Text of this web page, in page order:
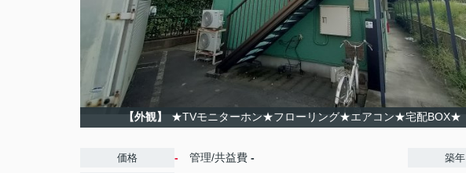
【外観】 ★TVモニターホン★フローリング★エアコン★宅配BOX★
価格 - 管理/共益費 - 築年